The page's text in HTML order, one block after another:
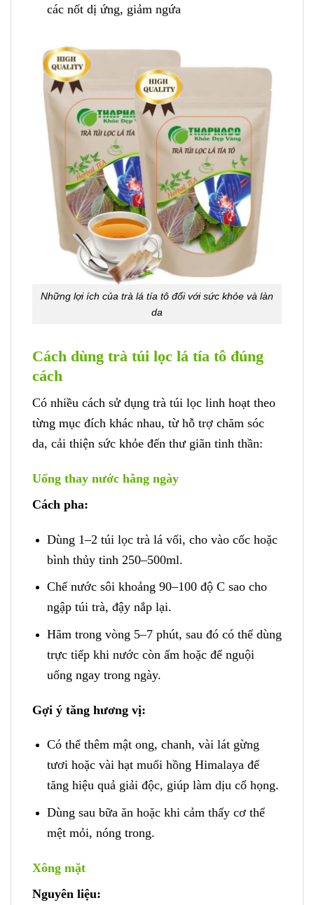
các nốt dị ứng, giảm ngứa
Những lợi ích của trà lá tía tô đối với sức khỏe và làn
da
Cách dùng trà túi lọc lá tía tô đúng
cách
Có nhiều cách sử dụng trà túi lọc linh hoạt theo
từng mục đích khác nhau, từ hỗ trợ chăm sóc
da, cải thiện sức khỏe đến thư giãn tinh thần:
Uống thay nước hằng ngày
Cách pha:
Dùng 1–2 túi lọc trà lá vối, cho vào cốc hoặc
bình thủy tinh 250–500ml.
Chế nước sôi khoảng 90–100 độ C sao cho
ngập túi trà, đậy nắp lại.
Hãm trong vòng 5–7 phút, sau đó có thể dùng
trực tiếp khi nước còn ấm hoặc để nguội
uống ngay trong ngày.
Gợi ý tăng hương vị:
Có thể thêm mật ong, chanh, vài lát gừng
tươi hoặc vài hạt muối hồng Himalaya để
tăng hiệu quả giải độc, giúp làm dịu cổ họng.
Dùng sau bữa ăn hoặc khi cảm thấy cơ thể
mệt mỏi, nóng trong.
Xông mặt
Nguyên liệu: